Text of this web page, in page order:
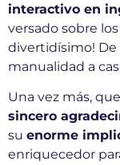
interactivo en
versado sobre los
divertidísimo! De
manualidad a
Una vez más,
sincero
su enorme
enriquecedor